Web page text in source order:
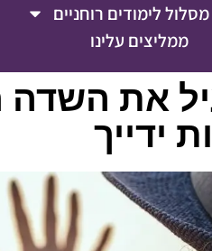
מסלול לימודים רוחניים
ממליצים עלינו
את השדה
ידייך